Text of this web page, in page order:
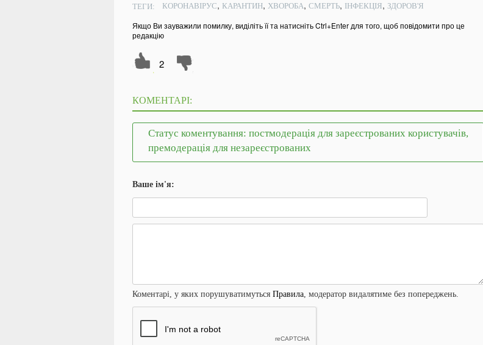
ТЕГИ: КОРОНАВІРУС, КАРАНТИН, ХВОРОБА, СМЕРТЬ, ІНФЕКЦІЯ, ЗДОРОВ'Я
Якщо Ви зауважили помилку, виділіть її та натисніть Ctrl+Enter для того, щоб повідомити про це
редакцію
2
КОМЕНТАРІ:
Статус коментування: постмодерація для зареєстрованих користувачів,
премодерація для незареєстрованих
Ваше ім'я:
Коментарі, у яких порушуватимуться Правила, модератор видалятиме без попереджень.